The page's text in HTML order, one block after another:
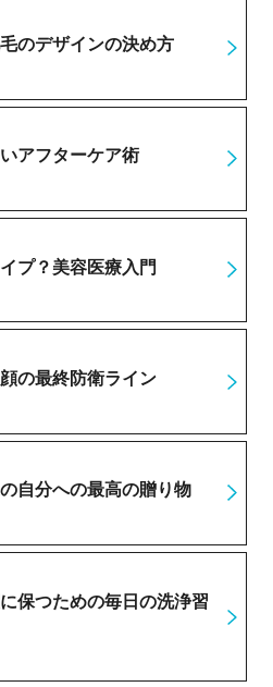
のデザインの決め方
アフターケア術
プ？美容医療入門
の最終防衛ライン
自分への最高の贈り物
保つための毎日の洗浄習